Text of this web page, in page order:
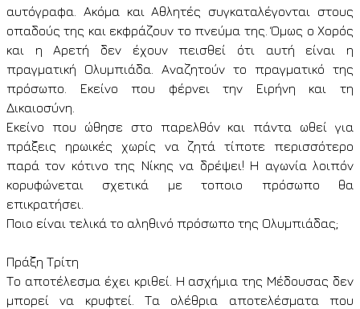
αυτόγραφα. Ακόμα και Αθλητές συγκαταλέγονται στους
οπαδούς της και εκφράζουν το πνεύμα της. Όμως ο Χορός
και η Αρετή δεν έχουν πεισθεί ότι αυτή είναι η
πραγματική Ολυμπιάδα. Αναζητούν το πραγματικό της
πρόσωπο. Εκείνο που φέρνει την Ειρήνη και τη
Δικαιοσύνη.
Εκείνο που ώθησε στο παρελθόν και πάντα ωθεί για
πράξεις ηρωικές χωρίς να ζητά τίποτε περισσότερο
παρά τον κότινο της Νίκης να δρέψει! Η αγωνία λοιπόν
κορυφώνεται σχετικά με τοποιο πρόσωπο θα
επικρατήσει.
Ποιο είναι τελικά το αληθινό πρόσωπο της Ολυμπιάδας;
Πράξη Τρίτη
Το αποτέλεσμα έχει κριθεί. Η ασχήμια της Μέδουσας δεν
μπορεί να κρυφτεί. Τα ολέθρια αποτελέσματα που